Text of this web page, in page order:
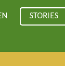
STORIES